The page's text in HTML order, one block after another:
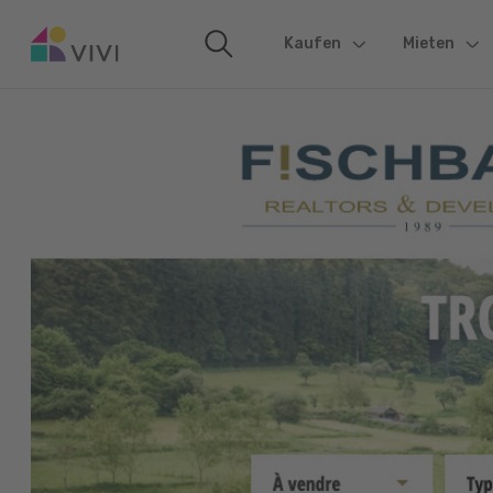
Kaufen (current)Mieten